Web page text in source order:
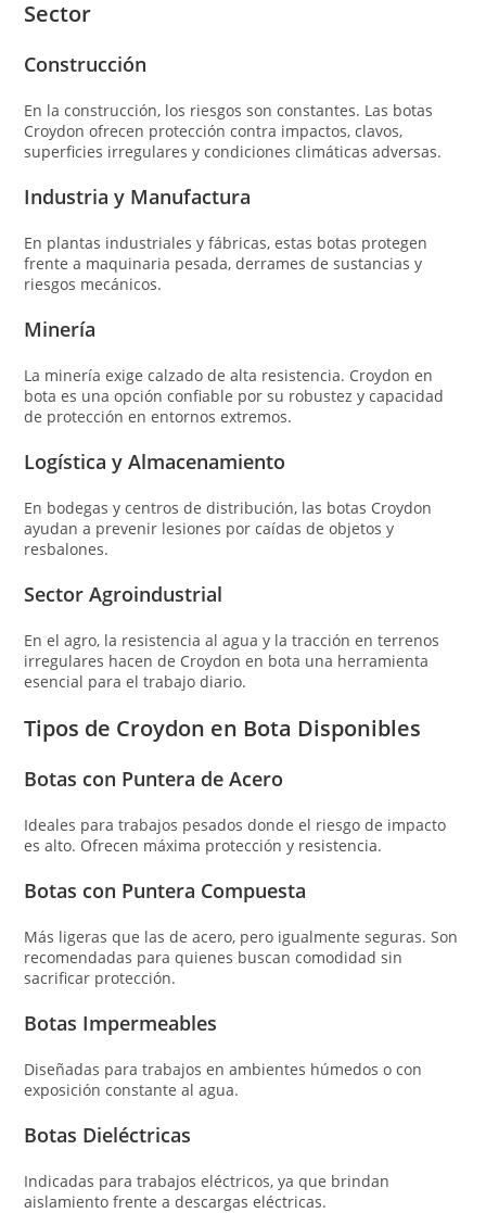
Sector
Construcción
En la construcción, los riesgos son constantes. Las botas
Croydon ofrecen protección contra impactos, clavos,
superficies irregulares y condiciones climáticas adversas.
Industria y Manufactura
En plantas industriales y fábricas, estas botas protegen
frente a maquinaria pesada, derrames de sustancias y
riesgos mecánicos.
Minería
La minería exige calzado de alta resistencia. Croydon en
bota es una opción confiable por su robustez y capacidad
de protección en entornos extremos.
Logística y Almacenamiento
En bodegas y centros de distribución, las botas Croydon
ayudan a prevenir lesiones por caídas de objetos y
resbalones.
Sector Agroindustrial
En el agro, la resistencia al agua y la tracción en terrenos
irregulares hacen de Croydon en bota una herramienta
esencial para el trabajo diario.
Tipos de Croydon en Bota Disponibles
Botas con Puntera de Acero
Ideales para trabajos pesados donde el riesgo de impacto
es alto. Ofrecen máxima protección y resistencia.
Botas con Puntera Compuesta
Más ligeras que las de acero, pero igualmente seguras. Son
recomendadas para quienes buscan comodidad sin
sacrificar protección.
Botas Impermeables
Diseñadas para trabajos en ambientes húmedos o con
exposición constante al agua.
Botas Dieléctricas
Indicadas para trabajos eléctricos, ya que brindan
aislamiento frente a descargas eléctricas.